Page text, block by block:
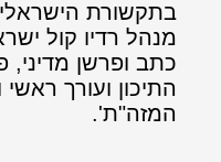
בתקשורת
מנהל רדיו קול
כתב ופרשן מדיני,
התיכון ועורך ראשי
המזה"ת'.